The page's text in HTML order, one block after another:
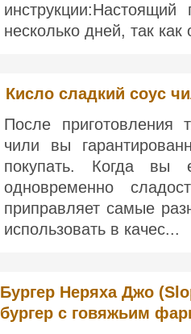
несколько дней, так как
Кисло сладкий соус
После приготовления
чили вы
покупать. Когда вы
одновременно
приправляет самые
использовать в качес...
Бургер Неряха Джо
бургер с говяжьим